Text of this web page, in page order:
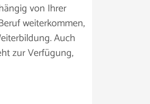
von Ihrer
weiterkommen,
Auch
zur Verfügung,